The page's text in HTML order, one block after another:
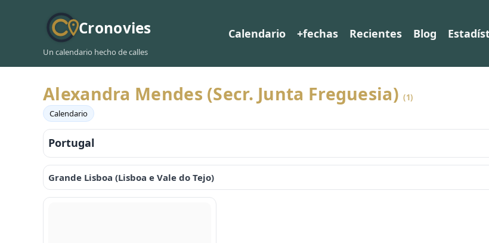
Cronovies
Un calendario hecho de calles
Calendario +fechas Recientes Blog
Alexandra Mendes (Secr. Junta Freguesia)(1)
Calendario
Portugal
Grande Lisboa (Lisboa e Vale do Tejo)